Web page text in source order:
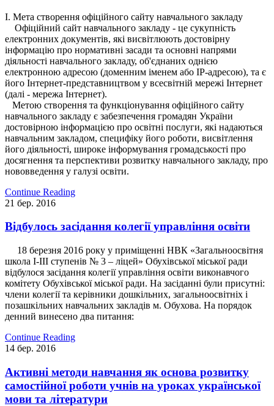
I. Мета створення офіційного сайту навчального закладу
Офіційний сайт навчального закладу - це сукупність
електронних документів, які висвітлюють достовірну
інформацію про нормативні засади та основні напрями
діяльності навчального закладу, об'єднаних однією
електронною адресою (доменним іменем або ІР-адресою), та є
його Інтернет-представництвом у всесвітній мережі Інтернет
(далі - мережа Інтернет).
Метою створення та функціонування офіційного сайту
навчального закладу є забезпечення громадян України
достовірною інформацією про освітні послуги, які надаються
навчальним закладом, специфіку його роботи, висвітлення
його діяльності, широке інформування громадськості про
досягнення та перспективи розвитку навчального закладу, про
нововведення у галузі освіти.
Continue Reading
21 бер. 2016
Відбулось засідання колегії управління освіти
18 березня 2016 року у приміщенні НВК «Загальноосвітня
школа І-ІІІ ступенів № 3 – ліцей» Обухівської міської ради
відбулося засідання колегії управління освіти виконавчого
комітету Обухівської міської ради. На засіданні були присутні:
члени колегії та керівники дошкільних, загальноосвітніх і
позашкільних навчальних закладів м. Обухова. На порядок
денний винесено два питання:
Continue Reading
14 бер. 2016
Активні методи навчання як основа розвитку
самостійної роботи учнів на уроках української
мови та літератури